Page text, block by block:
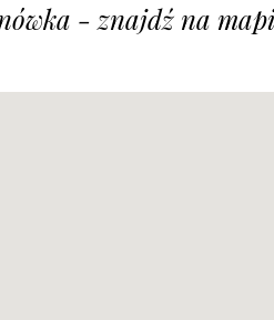
- znajdź na